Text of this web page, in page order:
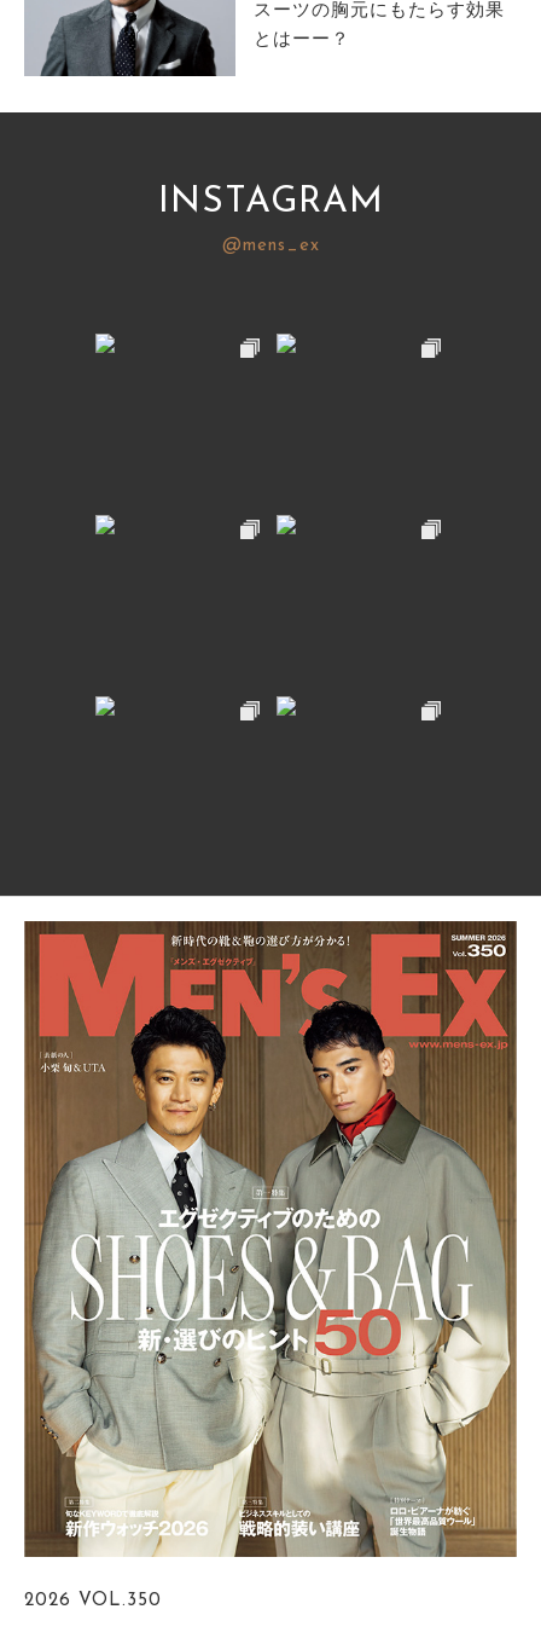
スーツの胸元にもたらす効果
とはーー？
INSTAGRAM
@mens_ex
2026 VOL.350